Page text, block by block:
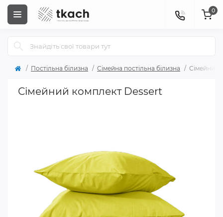
0
Постільна білизна Сімейна постільна білизна Сімейний
Сімейний комплект Dessert